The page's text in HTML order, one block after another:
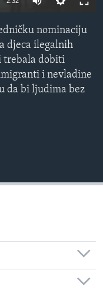
nominaciju
djeca ilegalnih
trebala dobiti
i nevladine
da bi ljudima bez